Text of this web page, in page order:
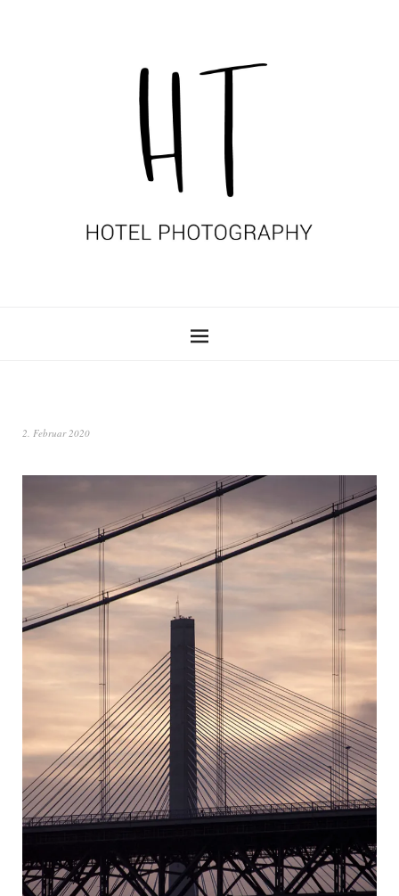
2. Februar 2020